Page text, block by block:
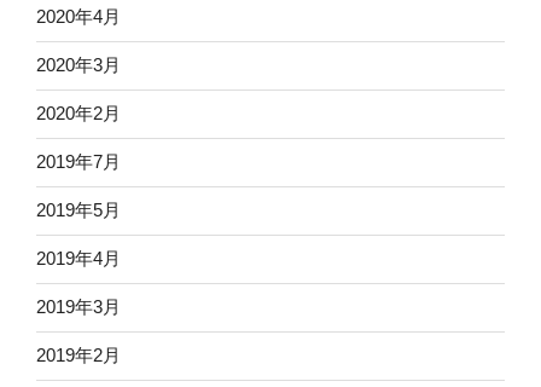
2020年4月
2020年3月
2020年2月
2019年7月
2019年5月
2019年4月
2019年3月
2019年2月